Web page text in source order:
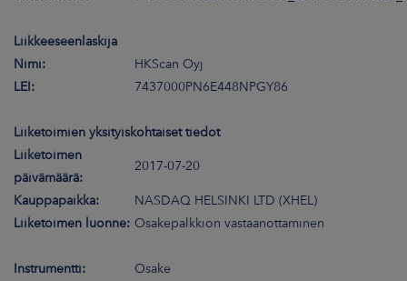
Liikkeeseenlaskija
Nimi:
HKScan Oyj
LEI:
7437000PN6E448NPGY86
Liiketoimien yksityiskohtaiset tiedot
Liiketoimen
päivämäärä:
2017-07-20
Kauppapaikka:
NASDAQ HELSINKI LTD (XHEL)
Liiketoimen luonne: Osakepalkkion vastaanottaminen
Instrumentti:
Osake